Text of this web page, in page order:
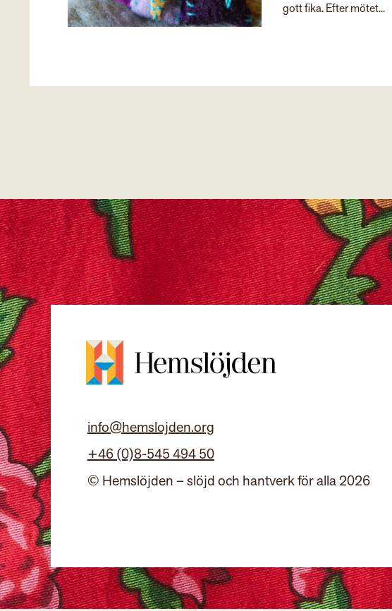
gott fika. Efter mötet...
info@hemslojden.org
+46 (0)8-545 494 50
© Hemslöjden – slöjd och hantverk för alla 2026